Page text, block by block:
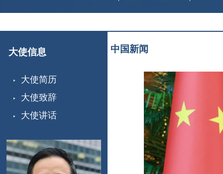
大使信息
大使简历
大使致辞
大使讲话
中国新闻